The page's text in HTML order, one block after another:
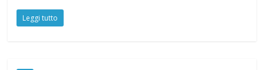
Leggi tutto